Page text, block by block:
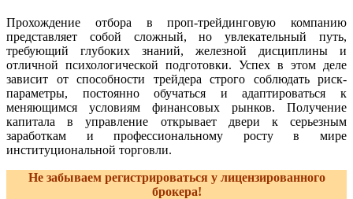
Прохождение отбора в проп-трейдинговую компанию
представляет собой сложный, но увлекательный путь,
требующий глубоких знаний, железной дисциплины и
отличной психологической подготовки. Успех в этом деле
зависит от способности трейдера строго соблюдать риск-
параметры, постоянно обучаться и адаптироваться к
меняющимся условиям финансовых рынков. Получение
капитала в управление открывает двери к серьезным
заработкам и профессиональному росту в мире
институциональной торговли.
Не забываем регистрироваться у лицензированного
брокера!